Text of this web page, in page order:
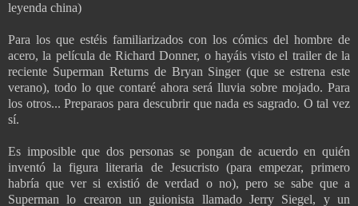
leyenda china)
Para los que estéis familiarizados con los cómics del hombre de
acero, la película de Richard Donner, o hayáis visto el trailer de la
reciente Superman Returns de Bryan Singer (que se estrena este
verano), todo lo que contaré ahora será lluvia sobre mojado. Para
los otros... Preparaos para descubrir que nada es sagrado. O tal vez
sí.
Es imposible que dos personas se pongan de acuerdo en quién
inventó la figura literaria de Jesucristo (para empezar, primero
habría que ver si existió de verdad o no), pero se sabe que a
Superman lo crearon un guionista llamado Jerry Siegel, y un